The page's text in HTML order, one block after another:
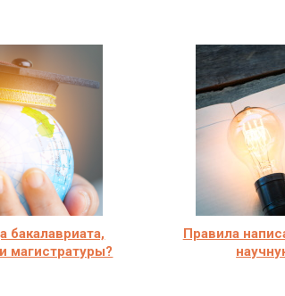
бакалавриата,
магистратуры?
Правила